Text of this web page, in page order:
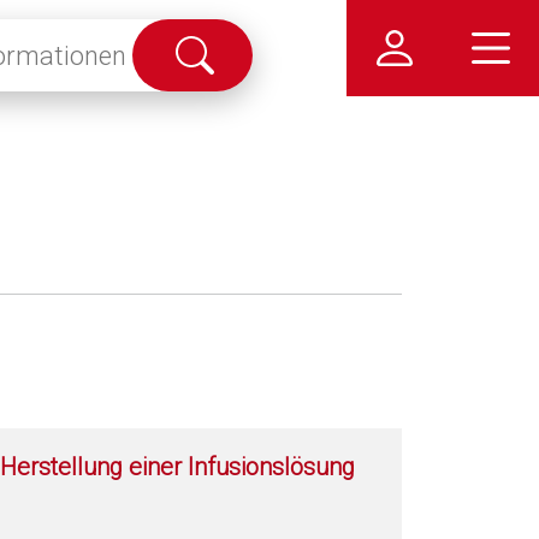
Suche
abschicken
einer Infusionslösung